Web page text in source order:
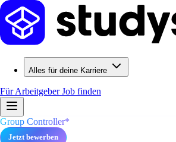
Alles für deine Karriere
Für ArbeitgeberJob finden
Group Controller*
Jetzt bewerben